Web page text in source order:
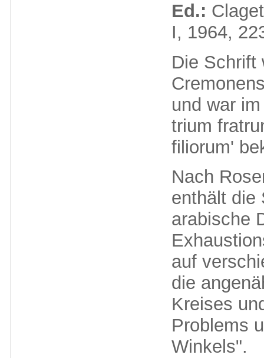
Ed.:
I, 1964,
Die Schrift
und war
trium
filiorum'
Nach
enthält die
arabische
auf
die
Kreises
Problems
Winkels".